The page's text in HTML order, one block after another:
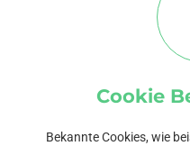
Cookie
Bekannte Cookies, wie